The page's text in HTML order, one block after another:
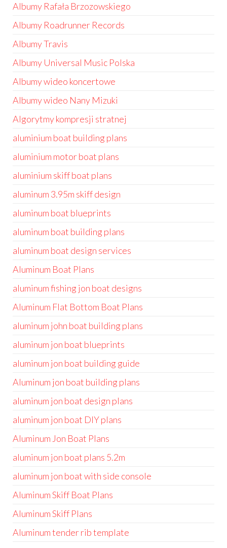
Albumy Rafała Brzozowskiego
Albumy Roadrunner Records
Albumy Travis
Albumy Universal Music Polska
Albumy wideo koncertowe
Albumy wideo Nany Mizuki
Algorytmy kompresji stratnej
aluminium boat building plans
aluminium motor boat plans
aluminium skiff boat plans
aluminum 3.95m skiff design
aluminum boat blueprints
aluminum boat building plans
aluminum boat design services
Aluminum Boat Plans
aluminum fishing jon boat designs
Aluminum Flat Bottom Boat Plans
aluminum john boat building plans
aluminum jon boat blueprints
aluminum jon boat building guide
Aluminum jon boat building plans
aluminum jon boat design plans
aluminum jon boat DIY plans
Aluminum Jon Boat Plans
aluminum jon boat plans 5.2m
aluminum jon boat with side console
Aluminum Skiff Boat Plans
Aluminum Skiff Plans
Aluminum tender rib template